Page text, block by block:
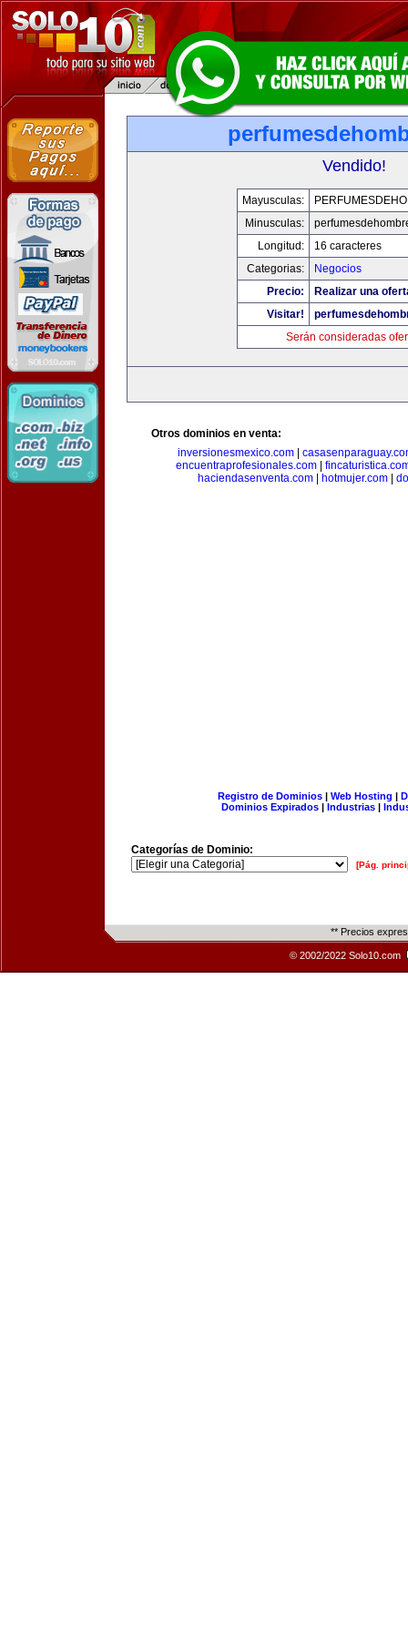
Vendido!
Mayusculas:
Minusculas:
Longitud:
16 caracteres
Categorias:
Negocios
Precio:
Realizar una
Visitar!
Serán consideradas
Otros dominios en venta:
inversionesmexico.com
encuentraprofesionales.com
haciendasenventa.com| hotmujer.com|
Registro de Dominios| Web Hosting |
Dominios Expirados | Industrias |
Categorías de Dominio:
[Pág.
** Precios
© 2002/2022 Solo10.com